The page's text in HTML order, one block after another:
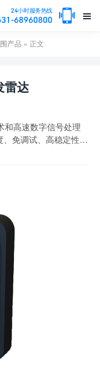

24小时服务热线
68960800 
产品 » 正文
雷达
和高速数字信号处理
免调试、高稳定性等